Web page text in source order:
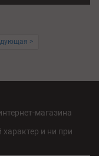
>
магазина
и ни при